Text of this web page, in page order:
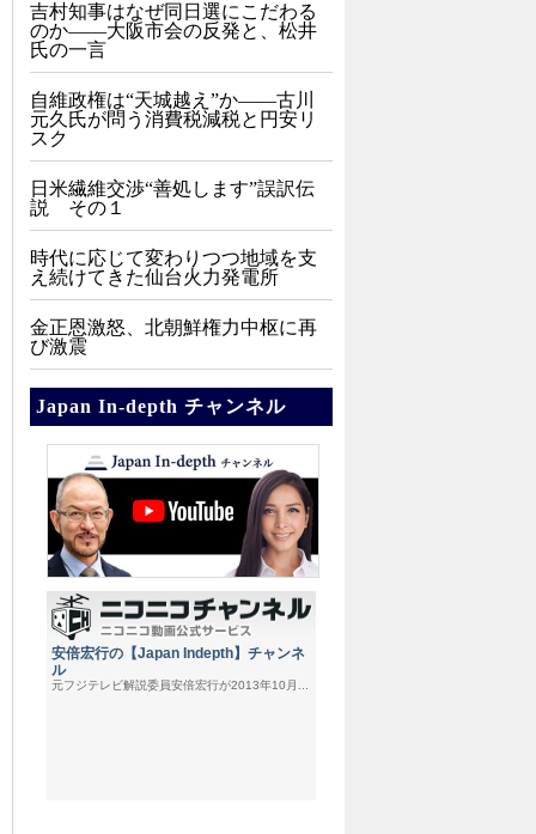
吉村知事はなぜ同日選にこだわる
のか――大阪市会の反発と、松井
氏の一言
自維政権は“天城越え”か――古川
元久氏が問う消費税減税と円安リ
スク
日米繊維交渉“善処します”誤訳伝
説 その１
時代に応じて変わりつつ地域を支
え続けてきた仙台火力発電所
金正恩激怒、北朝鮮権力中枢に再
び激震
Japan In-depth チャンネル